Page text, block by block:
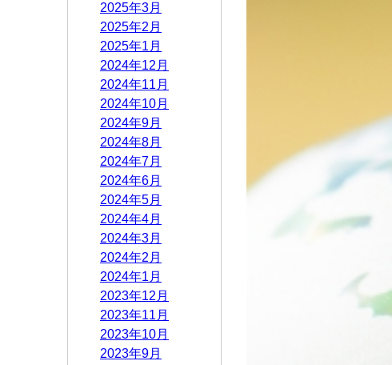
2025年3月
2025年2月
2025年1月
2024年12月
2024年11月
2024年10月
2024年9月
2024年8月
2024年7月
2024年6月
2024年5月
2024年4月
2024年3月
2024年2月
2024年1月
2023年12月
2023年11月
2023年10月
2023年9月